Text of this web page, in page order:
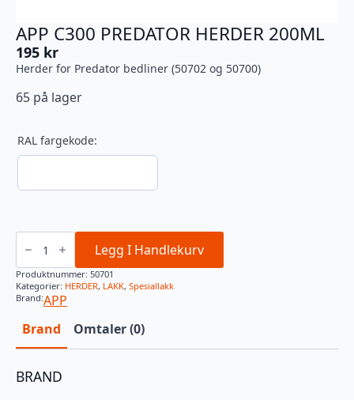
APP C300 PREDATOR HERDER 200ML
195 kr
Herder for Predator bedliner (50702 og 50700)
65 på lager
RAL fargekode:
APP
C300
PREDATOR
HERDER
200ML
antall
Legg I Handlekurv
Produktnummer: 50701
Kategorier: HERDER, LAKK, Spesiallakk
Brand:APP
Brand
Omtaler (0)
BRAND